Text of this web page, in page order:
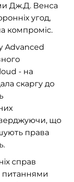
Дж.Д. Венса
угод,
компроміс.
Advanced
- на
скаргу до
що
права
справ
питаннями